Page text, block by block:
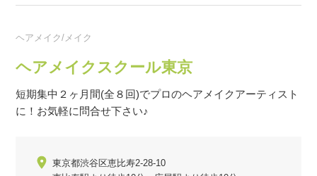
ヘアメイク/メイク
ヘアメイクスクール東京
短期集中２ヶ月間(全８回)でプロのヘアメイクアーティスト
に！お気軽に問合せ下さい♪
東京都渋谷区恵比寿2-28-10